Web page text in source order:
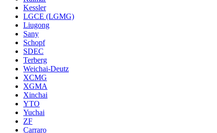
Kessler
LGCE (LGMG)
Liugong
Sany
Schopf
SDEC
Terberg
Weichai-Deutz
XCMG
XGMA
Xinchai
YTO
Yuchai
ZF
Carraro